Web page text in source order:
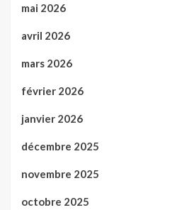
mai 2026
avril 2026
mars 2026
février 2026
janvier 2026
décembre 2025
novembre 2025
octobre 2025